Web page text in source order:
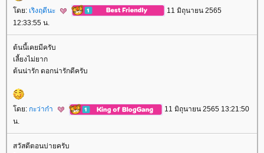
ดย: เริงฤดีนะ
11 มิถุนายน 2565
12:33:55 น.
ต้นนี้เคยมีครับ
เลี้ยงไม่ยาก
ต้นน่ารัก ดอกน่ารักดีครับ
ดย: กะว่าก๋า
11 มิถุนายน 2565 13:21:50
น.
สวัสดีตอนบ่ายครับ